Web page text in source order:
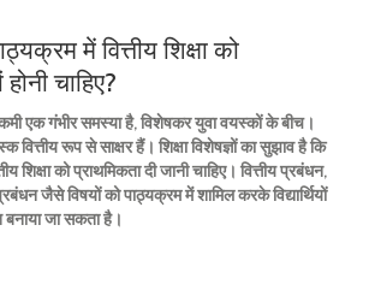
में वित्तीय शिक्षा को
चाहिए?
कमी एक गंभीर समस्या है, विशेषकर युवा वयस्कों के बीच।
रूप से साक्षर हैं। शिक्षा विशेषज्ञों का सुझाव है कि
शिक्षा को प्राथमिकता दी जानी चाहिए। वित्तीय प्रबंधन,
जैसे विषयों को पाठ्यक्रम में शामिल करके विद्यार्थियों
जा सकता है।